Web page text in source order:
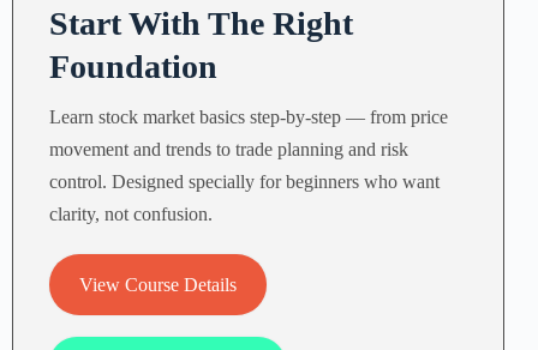
Start With The Right
Foundation
Learn stock market basics step-by-step — from price
movement and trends to trade planning and risk
control. Designed specially for beginners who want
clarity, not confusion.
View Course Details